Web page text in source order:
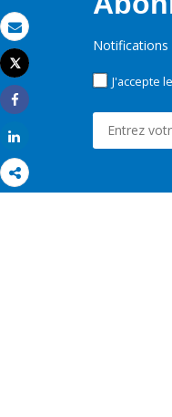
Email
Imprimer
Tweet
Share
Notifications
J'accepte